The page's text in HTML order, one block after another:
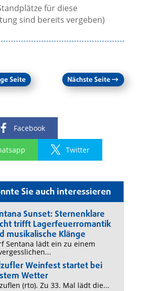
Sie auch interessieren
Sunset: Sternenklare
trifft Lagerfeuerromantik
musikalische Klänge
Sentana lädt ein zu einem
Weinfest startet bei
Wetter
(rto). Zu 33. Mal lädt die...
für diese
sind bereits vergeben)
Seite Nächste Seite→
Facebook
Twitter